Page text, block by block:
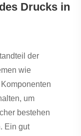
Drucks in
der
wie
um
bestehen
Ein gut